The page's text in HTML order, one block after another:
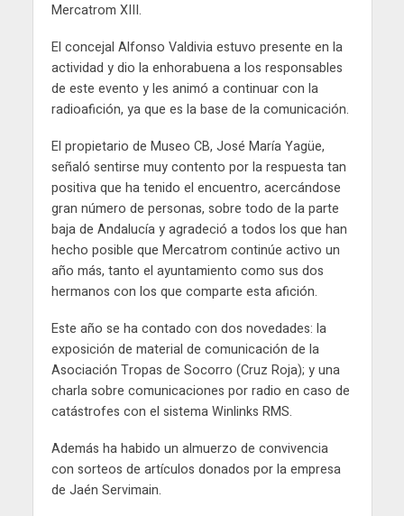
Mercatrom XIII.
El concejal Alfonso Valdivia estuvo presente en la
actividad y dio la enhorabuena a los responsables
de este evento y les animó a continuar con la
radioafición, ya que es la base de la comunicación.
El propietario de Museo CB, José María Yagüe,
señaló sentirse muy contento por la respuesta tan
positiva que ha tenido el encuentro, acercándose
gran número de personas, sobre todo de la parte
baja de Andalucía y agradeció a todos los que han
hecho posible que Mercatrom continúe activo un
año más, tanto el ayuntamiento como sus dos
hermanos con los que comparte esta afición.
Este año se ha contado con dos novedades: la
exposición de material de comunicación de la
Asociación Tropas de Socorro (Cruz Roja); y una
charla sobre comunicaciones por radio en caso de
catástrofes con el sistema Winlinks RMS.
Además ha habido un almuerzo de convivencia
con sorteos de artículos donados por la empresa
de Jaén Servimain.